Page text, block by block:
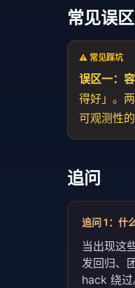
常见误区
⚠️ 常见踩坑
误区一：
得好」。
可观测性
追问
追问1 ： 什
当出现这
发回归、
hack 绕过